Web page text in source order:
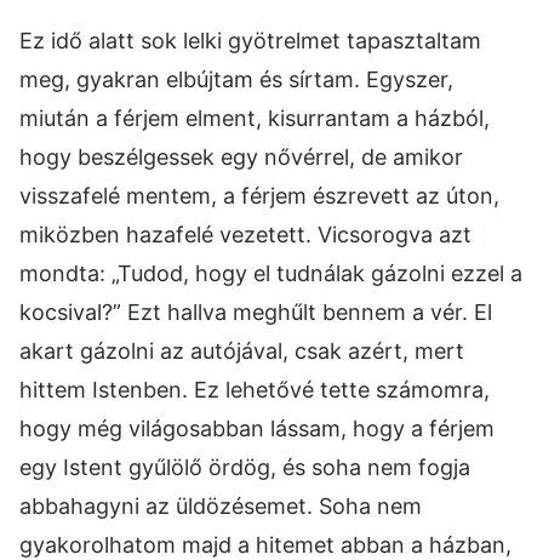
Ez idő alatt sok lelki gyötrelmet tapasztaltam
meg, gyakran elbújtam és sírtam. Egyszer,
miután a férjem elment, kisurrantam a házból,
hogy beszélgessek egy nővérrel, de amikor
visszafelé mentem, a férjem észrevett az úton,
miközben hazafelé vezetett. Vicsorogva azt
mondta: „Tudod, hogy el tudnálak gázolni ezzel a
kocsival?” Ezt hallva meghűlt bennem a vér. El
akart gázolni az autójával, csak azért, mert
hittem Istenben. Ez lehetővé tette számomra,
hogy még világosabban lássam, hogy a férjem
egy Istent gyűlölő ördög, és soha nem fogja
abbahagyni az üldözésemet. Soha nem
gyakorolhatom majd a hitemet abban a házban,